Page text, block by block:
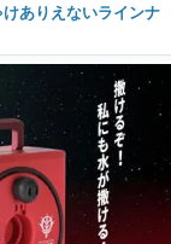
ありえないラインナ